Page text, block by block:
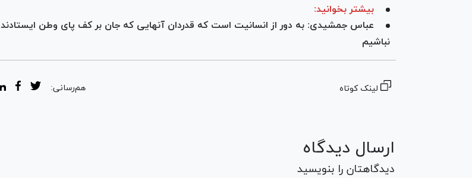
بیشتر بخوانید:
عباس جمشیدی‌: به دور از انسانیت است که قدردان آنهایی که جان بر کف پای وطن ایستادند
نباشیم
لینک کوتاه هم‌رسانی:
ارسال دیدگاه
دیدگاهتان را بنویسید